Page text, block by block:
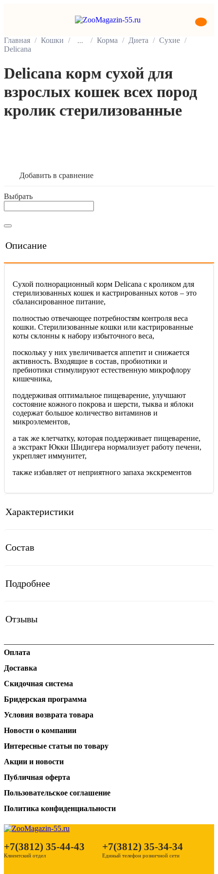
Главная Кошки ... Корма Диета
Сухие
Delicana
Delicana корм сухой для
взрослых кошек всех пород
кролик стерилизованные
Добавить в сравнение
Выбрать
Описание
Сухой полнорационный корм Delicana с кроликом для
стерилизованных кошек и кастрированных котов – это
сбалансированное питание,
полностью отвечающее потребностям контроля веса
кошки. Стерилизованные кошки или кастрированные
коты склонны к набору избыточного веса,
поскольку у них увеличивается аппетит и снижается
активность. Входящие в состав, пробиотики и
пребиотики стимулируют естественную микрофлору
кишечника,
поддерживая оптимальное пищеварение, улучшают
состояние кожного покрова и шерсти, тыква и яблоки
содержат большое количество витаминов и
микроэлементов,
а так же клетчатку, которая поддерживает пищеварение,
а экстракт Юкки Шидигера нормализует работу печени,
укрепляет иммунитет,
также избавляет от неприятного запаха экскрементов
Характеристики
Состав
Подробнее
Отзывы
Оплата
Доставка
Скидочная система
Бридерская программа
Условия возврата товара
Новости о компании
Интересные статьи по товару
Акции и новости
Публичная оферта
Пользовательское соглашение
Политика конфиденциальности
+7(3812) 35-44-43
Клиентский отдел
+7(3812) 35-34-34
Единый телефон розничной сети